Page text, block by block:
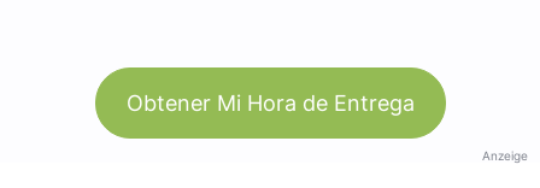
Obtener Mi Hora de Entrega
Anzeige